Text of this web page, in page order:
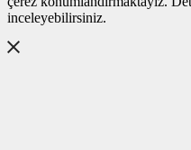
inceleyebilirsiniz.